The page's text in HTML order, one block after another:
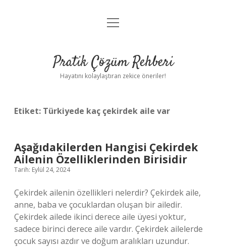
Anasayfa
Yasal Uyarı
menüyü
Pratik Çözüm Rehberi
Hayatını kolaylaştıran zekice öneriler!
Etiket: Türkiyede kaç çekirdek aile var
Aşağıdakilerden Hangisi Çekirdek
Ailenin Özelliklerinden Birisidir
Tarih: Eylül 24, 2024
Çekirdek ailenin özellikleri nelerdir? Çekirdek aile,
anne, baba ve çocuklardan oluşan bir ailedir.
Çekirdek ailede ikinci derece aile üyesi yoktur,
sadece birinci derece aile vardır. Çekirdek ailelerde
çocuk sayısı azdır ve doğum aralıkları uzundur.